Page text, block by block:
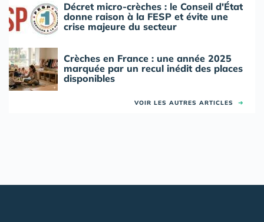
Décret micro-crèches : le Conseil d'État
donne raison à la FESP et évite une
crise majeure du secteur
Crèches en France : une année 2025
marquée par un recul inédit des places
disponibles
VOIR LES AUTRES ARTICLES ➜